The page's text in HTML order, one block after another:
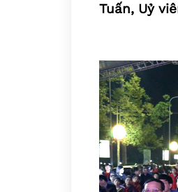
Tuấn, Uỷ